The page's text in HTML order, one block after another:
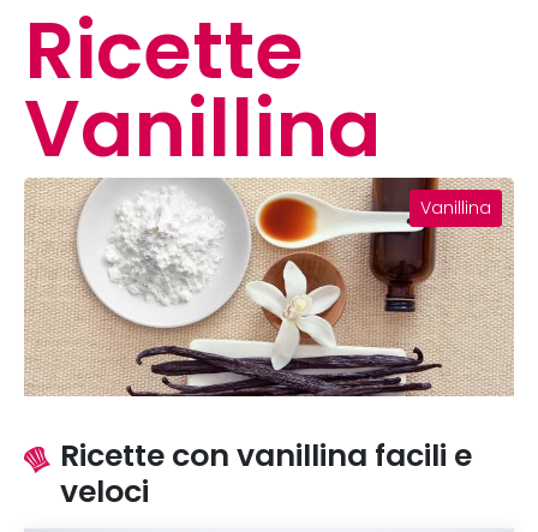
Ricette
Vanillina
Vanillina
Ricette con vanillina facili e
veloci